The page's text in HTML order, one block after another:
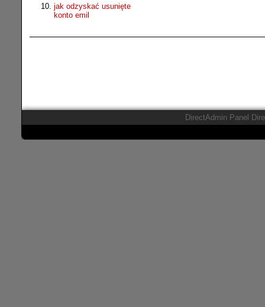
jak odzyskać usunięte
konto emil
DirectAdmin Panel